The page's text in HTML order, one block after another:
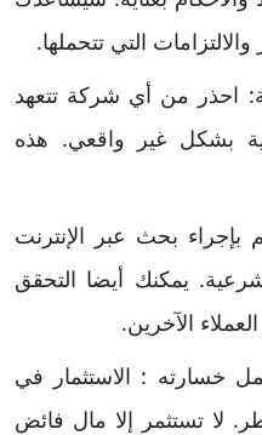
التي تتحملها.
احذر من أي شركة تتعهد
بشكل غير واقعي. هذه
بحث عبر الإنترنت
يمكنك أيضا التحقق
الآخرين.
خسارته : الاستثمار في
لا تستثمر إلا مال فائض